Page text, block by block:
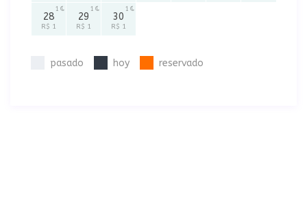
28
R$ 1
1
29
R$ 1
1
30
R$ 1
1
pasado hoy reservado